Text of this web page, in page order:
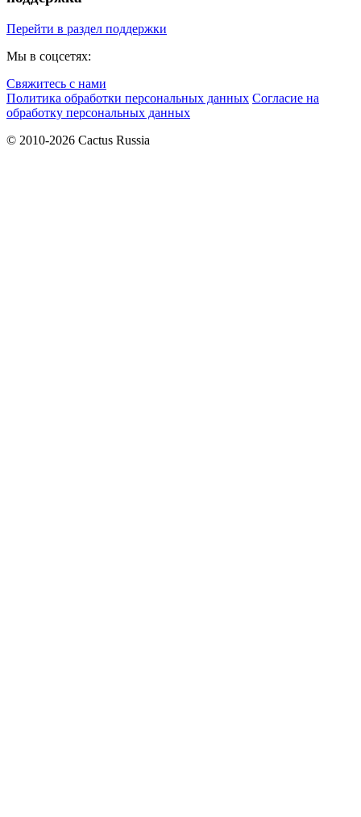
Перейти в раздел поддержки
Мы в соцсетях:
Свяжитесь с нами
Политика обработки персональных данных Согласие на
обработку персональных данных
© 2010-2026 Cactus Russia